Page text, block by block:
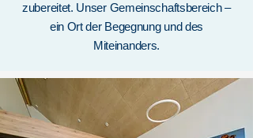
zubereitet. Unser Gemeinschaftsbereich –
ein Ort der Begegnung und des
Miteinanders.